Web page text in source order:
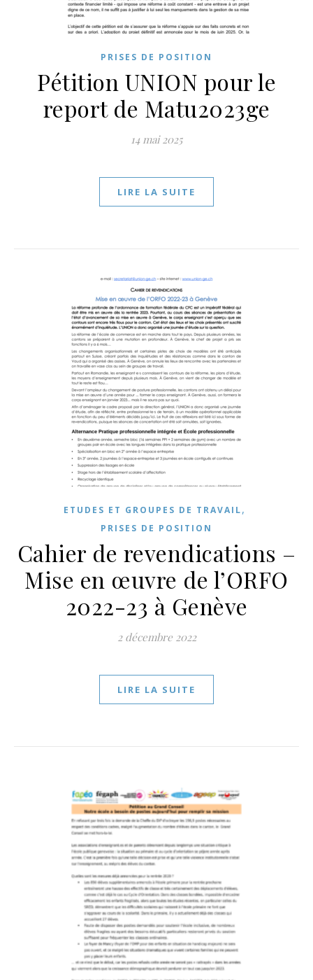
PRISES DE POSITION
Pétition UNION pour le
report de Matu2023ge
14 mai 2025
LIRE LA SUITE
ETUDES ET GROUPES DE TRAVAIL,
PRISES DE POSITION
Cahier de revendications –
Mise en œuvre de l’ORFO
2022-23 à Genève
2 décembre 2022
LIRE LA SUITE